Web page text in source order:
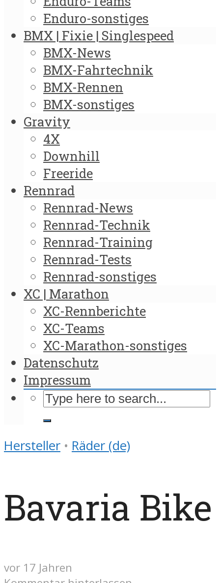
Enduro-sonstiges
BMX | Fixie | Singlespeed
BMX-News
BMX-Fahrtechnik
BMX-Rennen
BMX-sonstiges
Gravity
4X
Downhill
Freeride
Rennrad
Rennrad-News
Rennrad-Technik
Rennrad-Training
Rennrad-Tests
Rennrad-sonstiges
XC | Marathon
XC-Rennberichte
XC-Teams
XC-Marathon-sonstiges
Datenschutz
Impressum
Hersteller • Räder (de)
Bavaria Bike
vor 17 Jahren